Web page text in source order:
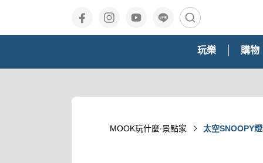
玩樂 購物
MOOK玩什麼‧景點家 太空SNOOPY